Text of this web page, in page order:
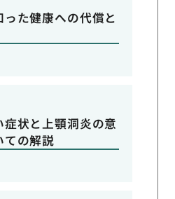
た健康への代償と
状と上顎洞炎の意
ての解説